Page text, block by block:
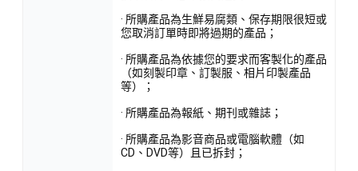
· 所購產品為生鮮易腐類、保存期限很短或
您取消訂單時即將過期的產品；
· 所購產品為依據您的要求而客製化的產品
（如刻製印章、訂製服、相片印製產品
等）；
· 所購產品為報紙、期刊或雜誌；
· 所購產品為影音商品或電腦軟體（如
CD、DVD等）且已拆封；